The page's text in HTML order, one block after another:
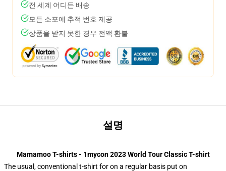
전 세계 어디든 배송
모든 소포에 추적 번호 제공
상품을 받지 못한 경우 전액 환불
설명
Mamamoo T-shirts - 1mycon 2023 World Tour Classic T-shirt
The usual, conventional t-shirt for on a regular basis put on